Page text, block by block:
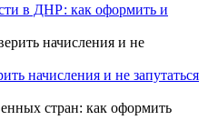
в ДНР: как оформить и
начисления и не запутаться